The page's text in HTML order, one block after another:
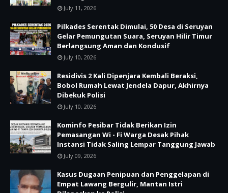
July 11, 2026
Pilkades Serentak Dimulai, 50 Desa di Seruyan
Gelar Pemungutan Suara, Seruyan Hilir Timur
Berlangsung Aman dan Kondusif
July 10, 2026
Residivis 2 Kali Dipenjara Kembali Beraksi,
Bobol Rumah Lewat Jendela Dapur, Akhirnya
Dibekuk Polisi
July 10, 2026
Kominfo Pesibar Tidak Berikan Izin
Pemasangan Wi - Fi Warga Desak Pihak
Instansi Tidak Saling Lempar Tanggung Jawab
July 09, 2026
Kasus Dugaan Penipuan dan Penggelapan di
Empat Lawang Bergulir, Mantan Istri